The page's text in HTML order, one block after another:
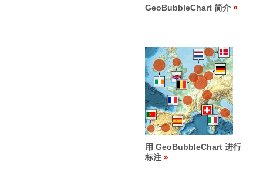
GeoBubbleChart 简介
用 GeoBubbleChart 进行
标注